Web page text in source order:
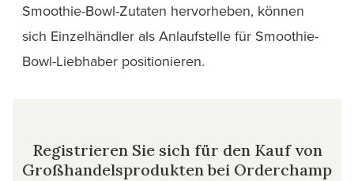
Smoothie-Bowl-Zutaten hervorheben, können
sich Einzelhändler als Anlaufstelle für Smoothie-
Bowl-Liebhaber positionieren.
Registrieren Sie sich für den Kauf von
Großhandelsprodukten bei Orderchamp